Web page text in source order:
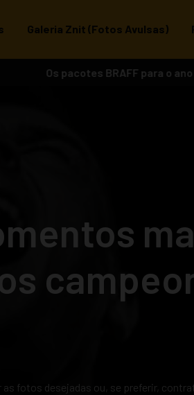
Galeria Znit (Fotos Avulsas)
Os pacotes BRAFF para o ano de
as fotos desejadas ou, se preferir,